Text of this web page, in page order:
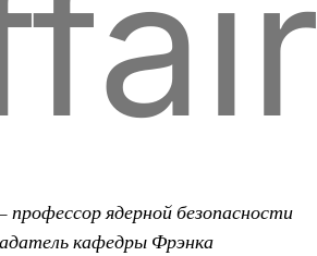
ядерной безопасности
кафедры Фрэнка